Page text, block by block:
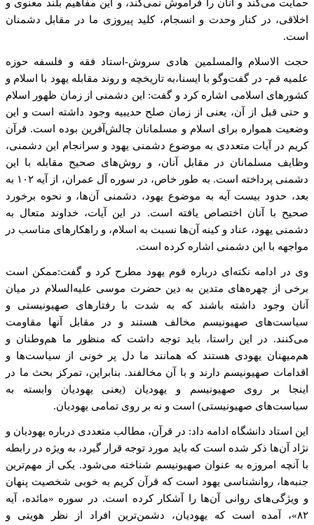
حمایت می‌کند و آنان را فراموش نمی‌کند، و این مفاهیم بلند معنوی و
اخلاقی، در کنار وحدت و انسجام، کلید پیروزی ما در مقابل دشمنان
است.
حجت الاسلام والمسلمین هادی سروش-استاد فقه و فلسفه حوزه
علمیه قم- در گفت‌وگو با ایسنا،به تاریخچه و روند مقابله یهود با اسلام و
کشورهای اسلامی اشاره کرد و گفت: این دشمنی از زمان ظهور اسلام
و حتی قبل از آن، یعنی از زمان صلح حدیبیه وجود داشته است و این
وضعیت همواره برای اسلام و مسلمانان چالش‌آفرین بوده است. قرآن
کریم در آیات متعددی به موضوع دشمنی یهود و سرانجام این دشمنی،
وظایف مسلمانان در مقابل آنان، و روش‌های صحیح مقابله با این
دشمنی پرداخته است. به طور خاص، در سوره آل عمران، از آیه ۱۰۲ به
بعد، حدود بیست آیه به موضوع یهود، دشمنی آن‌ها، و نحوه برخورد
صحیح با آنان اختصاص یافته است. در این آیات، خداوند متعال به
دشمنی یهود، عناد و کینه آن‌ها نسبت به اسلام، و راهکارهای مناسب در
مواجهه با این دشمنی اشاره کرده است.
وی در ادامه نکته‌ای درباره قوم یهود مطرح کرد و گفت:ممکن است
برخی از چهره‌های متدین به دین حضرت موسی علیه‌السلام در میان
آنان وجود داشته باشند که به شدت با رفتارهای صهیونیستی و
سیاست‌های صهیونیسم مخالف هستند و در مقابل آنها مقاومت
می‌کنند. در این راستا، باید توجه داشت که منظور ما هم‌وطنان و
هم‌میهنان یهودی هستند که همانند ما دل پر خونی از سیاست‌ها و
اقدامات صهیونیسم دارند و با آن مخالفند. بنابراین، تمرکز بحث ما در
اینجا بر روی صهیونیسم و یهودیان (یعنی یهودیان وابسته به
سیاست‌های صهیونیستی) است و نه بر روی تمامی یهودیان.
این استاد دانشگاه ادامه داد: در قرآن، مطالب متعددی درباره یهودیان و
نژاد آن‌ها ذکر شده است که باید مورد توجه قرار گیرد، به ویژه در رابطه
با آنچه امروزه به عنوان صهیونیسم شناخته می‌شود. یکی از مهم‌ترین
جنبه‌ها، روانشناسی یهود است که قرآن کریم به خوبی شخصیت پنهان
و ویژگی‌های روانی آن‌ها را آشکار کرده است. در سوره «مائده، آیه
۸۲»، آمده است که یهودیان، دشمن‌ترین افراد از نظر هویتی و